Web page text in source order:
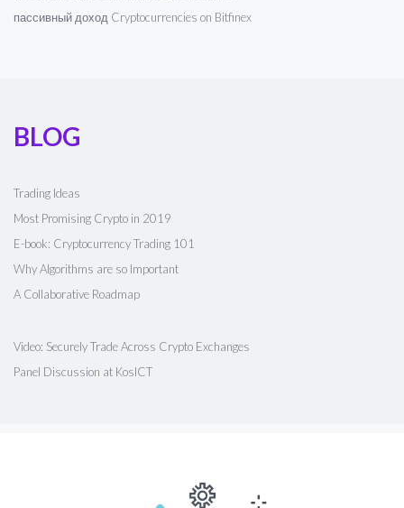
пассивный доход Cryptocurrencies on Bitfinex
BLOG
Trading Ideas
Most Promising Crypto in 2019
E-book: Cryptocurrency Trading 101
Why Algorithms are so Important
A Collaborative Roadmap
Video: Securely Trade Across Crypto Exchanges
Panel Discussion at KosICT